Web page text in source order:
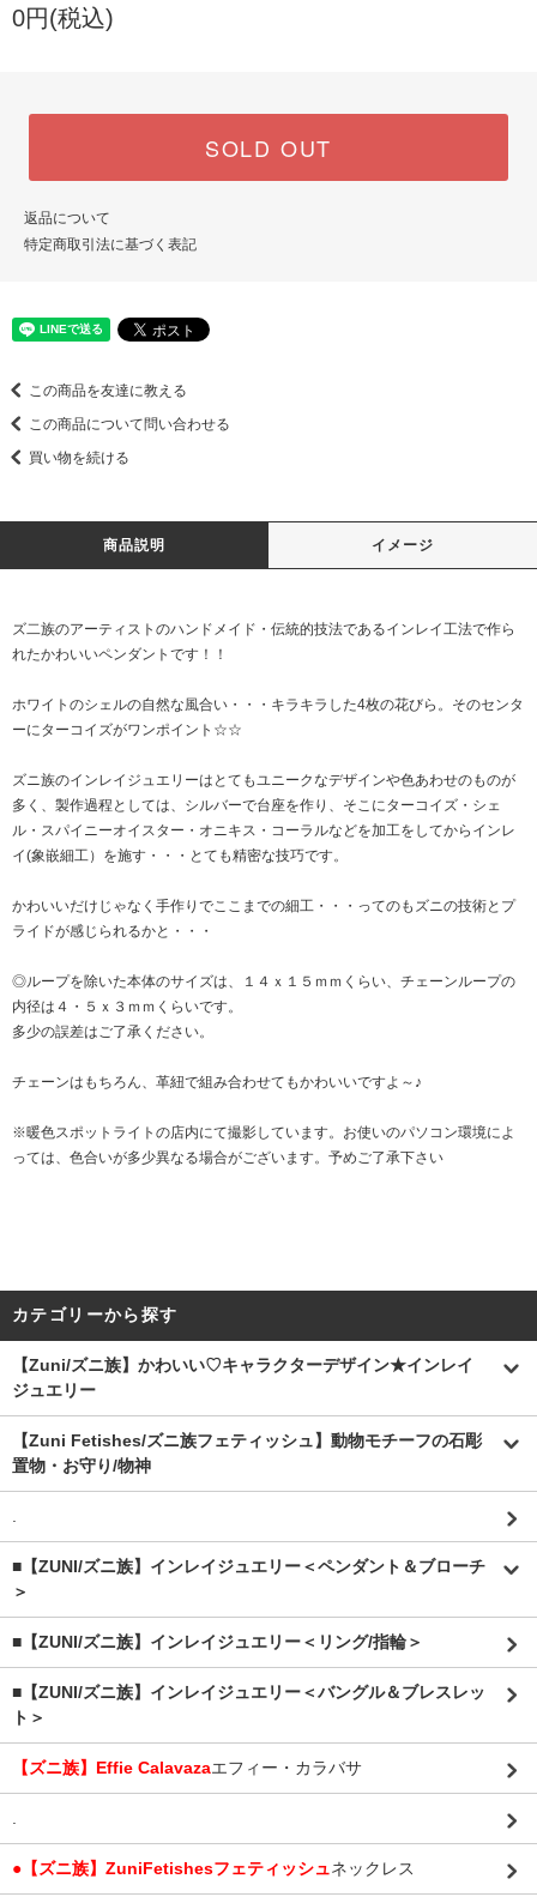
0円(税込)
SOLD OUT
返品について
特定商取引法に基づく表記
この商品を友達に教える
この商品について問い合わせる
買い物を続ける
商品説明 イメージ
ズ二族のアーティストのハンドメイド・伝統的技法であるインレイ工法で作ら
れたかわいいペンダントです！！
ホワイトのシェルの自然な風合い・・・キラキラした4枚の花びら。そのセンタ
ーにターコイズがワンポイント☆☆
ズニ族のインレイジュエリーはとてもユニークなデザインや色あわせのものが
多く、製作過程としては、シルバーで台座を作り、そこにターコイズ・シェ
ル・スパイニーオイスター・オニキス・コーラルなどを加工をしてからインレ
イ(象嵌細工）を施す・・・とても精密な技巧です。
かわいいだけじゃなく手作りでここまでの細工・・・ってのもズニの技術とプ
ライドが感じられるかと・・・
◎ループを除いた本体のサイズは、１４ｘ１５ｍｍくらい、チェーンループの
内径は４・５ｘ３ｍｍくらいです。
多少の誤差はご了承ください。
チェーンはもちろん、革紐で組み合わせてもかわいいですよ～♪
※暖色スポットライトの店内にて撮影しています。お使いのパソコン環境によ
っては、色合いが多少異なる場合がございます。予めご了承下さい
カテゴリーから探す
【Zuni/ズニ族】かわいい♡キャラクターデザイン★インレイ
ジュエリー
【Zuni Fetishes/ズニ族フェティッシュ】動物モチーフの石彫
置物・お守り/物神
.
■【ZUNI/ズニ族】インレイジュエリー＜ペンダント＆ブローチ
＞
■【ZUNI/ズニ族】インレイジュエリー＜リング/指輪＞
■【ZUNI/ズニ族】インレイジュエリー＜バングル＆ブレスレッ
ト＞
【ズニ族】Effie Calavazaエフィー・カラバサ
.
●【ズニ族】ZuniFetishesフェティッシュネックレス